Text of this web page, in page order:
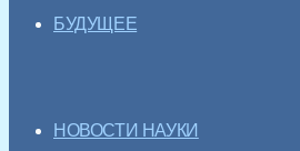
БУДУЩЕЕ
НОВОСТИ НАУКИ